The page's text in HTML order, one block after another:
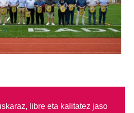
libre eta kalitatez jaso